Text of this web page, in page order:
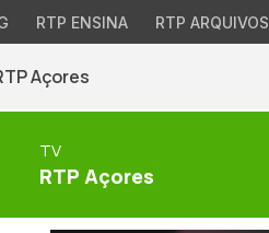
RTP ENSINA RTP ARQUIVOS
Açores
TV
RTP Açores